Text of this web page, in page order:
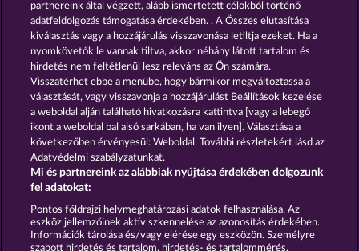
Blazing Star Back to the Fruits
Részvételi feltételek
Adatvédelmi és cookie-nyilatkozat
Impresszum
partnereink által végzett, alább ismertetett célokból történő
adatfeldolgozás támogatása érdekében. . A Összes elutasítása
kiválasztás vagy a hozzájárulás visszavonása letiltja ezeket. Ha a
nyomkövetők le vannak tiltva, akkor néhány látott tartalom és
hirdetés nem feltétlenül lesz releváns az Ön számára.
Visszatérhet ebbe a menübe, hogy bármikor megváltoztassa a
választását, vagy visszavonja a hozzájárulást Beállítások kezelése
a weboldal alján található hivatkozásra kattintva [vagy a lebegő
ikont a weboldal bal alsó sarkában, ha van ilyen]. Választása a
következőben érvényesül: Weboldal. További részletekért lásd az
Adatvédelmi szabályzatunkat.
Mi és partnereink az alábbiak nyújtása érdekében dolgozunk
fel adatokat:
Pontos földrajzi helymeghatározási adatok felhasználása. Az
eszköz jellemzőinek aktív szkennelése az azonosítás érdekében.
Információk tárolása és/vagy elérése egy eszközön. Személyre
szabott hirdetés és tartalom, hirdetés- és tartalommérés,